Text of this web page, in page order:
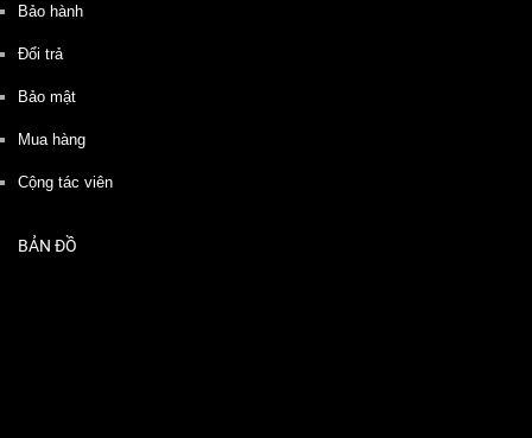
Bảo hành
Đổi trả
Bảo mật
Mua hàng
Cộng tác viên
BẢN ĐỒ